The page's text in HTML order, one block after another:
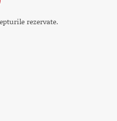
rezervate.